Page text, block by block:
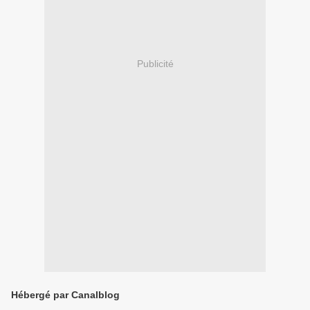
Publicité
Hébergé par Canalblog